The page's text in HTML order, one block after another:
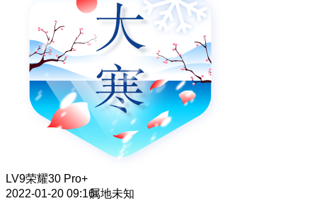
LV9荣耀30 Pro+
2022-01-20 09:16属地未知